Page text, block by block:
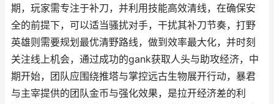
期，玩家需专注于补刀，并利用技能高效清线，在确保安
全的前提下，可以适当骚扰对手，干扰其补刀节奏，打野
英雄则需要规划最优清野路线，做到效率最大化，并时刻
关注线上机会，通过成功的gank获取人头与助攻经济，中
期开始，团队应围绕推塔与掌控远古生物展开行动，暴君
与主宰提供的团队金币与强化效果，是拉开经济差的利